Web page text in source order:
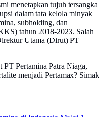
menetapkan tujuh tersangka
dalam tata kelola minyak
subholding, dan
tahun 2018-2023. Salah
Utama (Dirut) PT
PT Pertamina Patra Niaga,
menjadi Pertamax? Simak